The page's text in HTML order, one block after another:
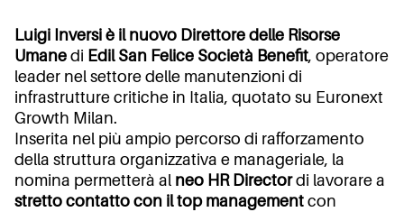
Luigi Inversi è il nuovo Direttore delle Risorse
Umane di Edil San Felice Società Benefit, operatore
leader nel settore delle manutenzioni di
infrastrutture critiche in Italia, quotato su Euronext
Growth Milan.
Inserita nel più ampio percorso di rafforzamento
della struttura organizzativa e manageriale, la
nomina permetterà al neo HR Directordi lavorare a
stretto contatto con il top management con